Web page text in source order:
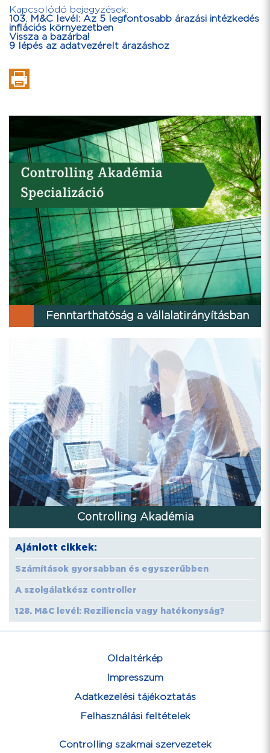
Kapcsolódó bejegyzések:
103. M&C levél: Az 5 legfontosabb árazási intézkedés
inflációs környezetben
Vissza a bazárba!
9 lépés az adatvezérelt árazáshoz
Fenntarthatóság a vállalatirányításban
Controlling Akadémia
Ajánlott cikkek:
Számítások gyorsabban és egyszerűbben
A szolgálatkész controller
128. M&C levél: Reziliencia vagy hatékonyság?
Oldaltérkép
Impresszum
Adatkezelési tájékoztatás
Felhasználási feltételek
Controlling szakmai szervezetek